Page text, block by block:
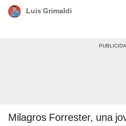
Luis Grimaldi
Milagros Forrester, una